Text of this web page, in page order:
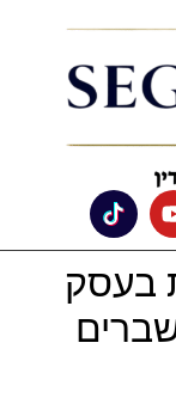
בעסק